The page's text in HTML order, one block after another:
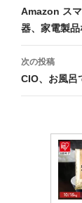
稿
ナ
ビ
ゲ
Amazon ス
器、家電製
次の投稿
CIO、お風呂